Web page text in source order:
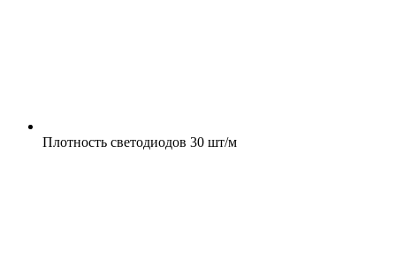
Плотность светодиодов 30 шт/м